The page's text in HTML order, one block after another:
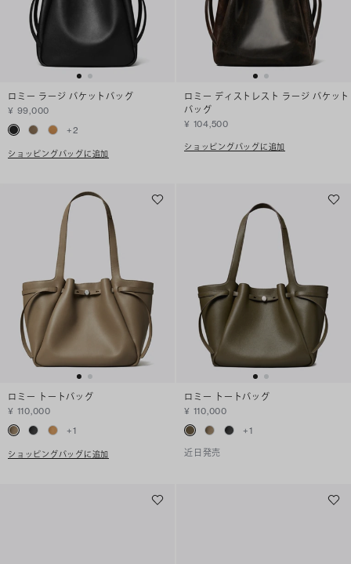
ロミー ラージ バケットバッグ
¥ 99,000
+2
ショッピングバッグに追加
ロミー ディストレスト ラージ バケット
バッグ
¥ 104,500
ショッピングバッグに追加
ロミー トートバッグ
¥ 110,000
+1
ショッピングバッグに追加
ロミー トートバッグ
¥ 110,000
+1
近日発売